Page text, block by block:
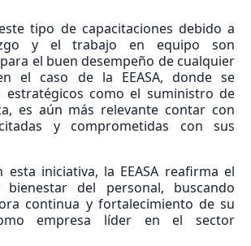
tipo de capacitaciones debido a
y el trabajo en equipo son
el buen desempeño de cualquier
el caso de la EEASA, donde se
estratégicos como el suministro de
es aún más relevante contar con
y comprometidas con sus
esta iniciativa, la EEASA reafirma el
del personal, buscando
continua y fortalecimiento de su
empresa líder en el sector